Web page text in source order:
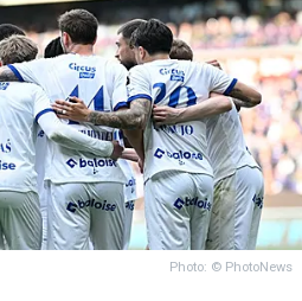
Photo: © PhotoNews